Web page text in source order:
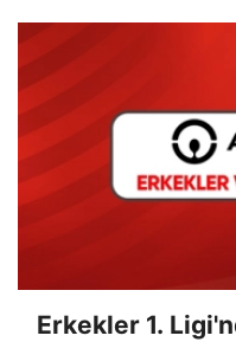
Erkekler 1.